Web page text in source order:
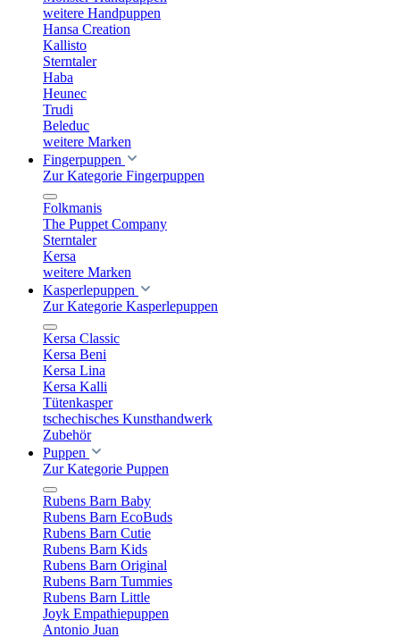
weitere Handpuppen
Hansa Creation
Kallisto
Sterntaler
Haba
Heunec
Trudi
Beleduc
weitere Marken
Fingerpuppen
Zur Kategorie Fingerpuppen
Folkmanis
The Puppet Company
Sterntaler
Kersa
weitere Marken
Kasperlepuppen
Zur Kategorie Kasperlepuppen
Kersa Classic
Kersa Beni
Kersa Lina
Kersa Kalli
Tütenkasper
tschechisches Kunsthandwerk
Zubehör
Puppen
Zur Kategorie Puppen
Rubens Barn Baby
Rubens Barn EcoBuds
Rubens Barn Cutie
Rubens Barn Kids
Rubens Barn Original
Rubens Barn Tummies
Rubens Barn Little
Joyk Empathiepuppen
Antonio Juan